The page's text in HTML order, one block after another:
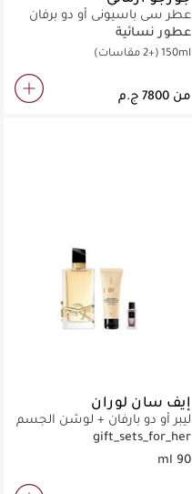
عطر سي باسيوني أو دو برفان
عطور نسائية
150ml(+2 مقاسات)
من
إيف سان لوران
ليبر أو دو بارفان + لوشن الجسم
ليبر + عطر LVP ميوز ‎7.5‎ مل
gift_sets_for_her
90 ml